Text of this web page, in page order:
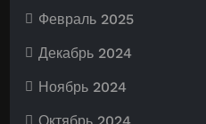
Февраль 2025
Декабрь 2024
Ноябрь 2024